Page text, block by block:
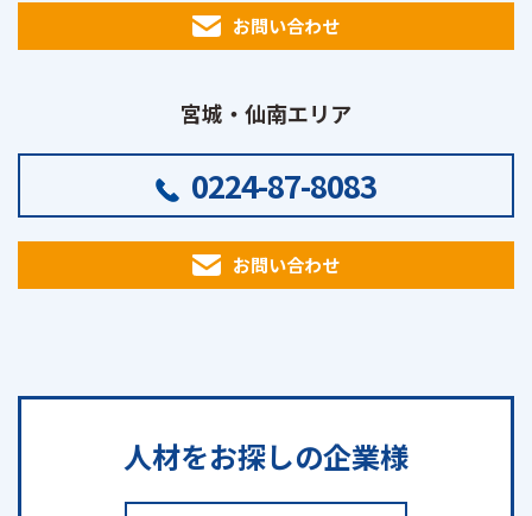
お問い合わせ
宮城・仙南エリア
0224-87-8083
お問い合わせ
人材をお探しの企業様